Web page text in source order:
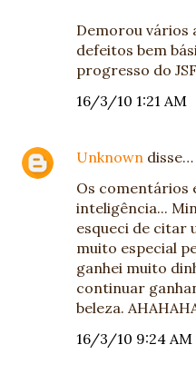
Demorou vários
defeitos bem
progresso do
16/3/10 1:21 AM
Unknown disse…
Os comentários
inteligência...
esqueci de citar
muito especial
ganhei muito
continuar
beleza.
16/3/10 9:24 AM